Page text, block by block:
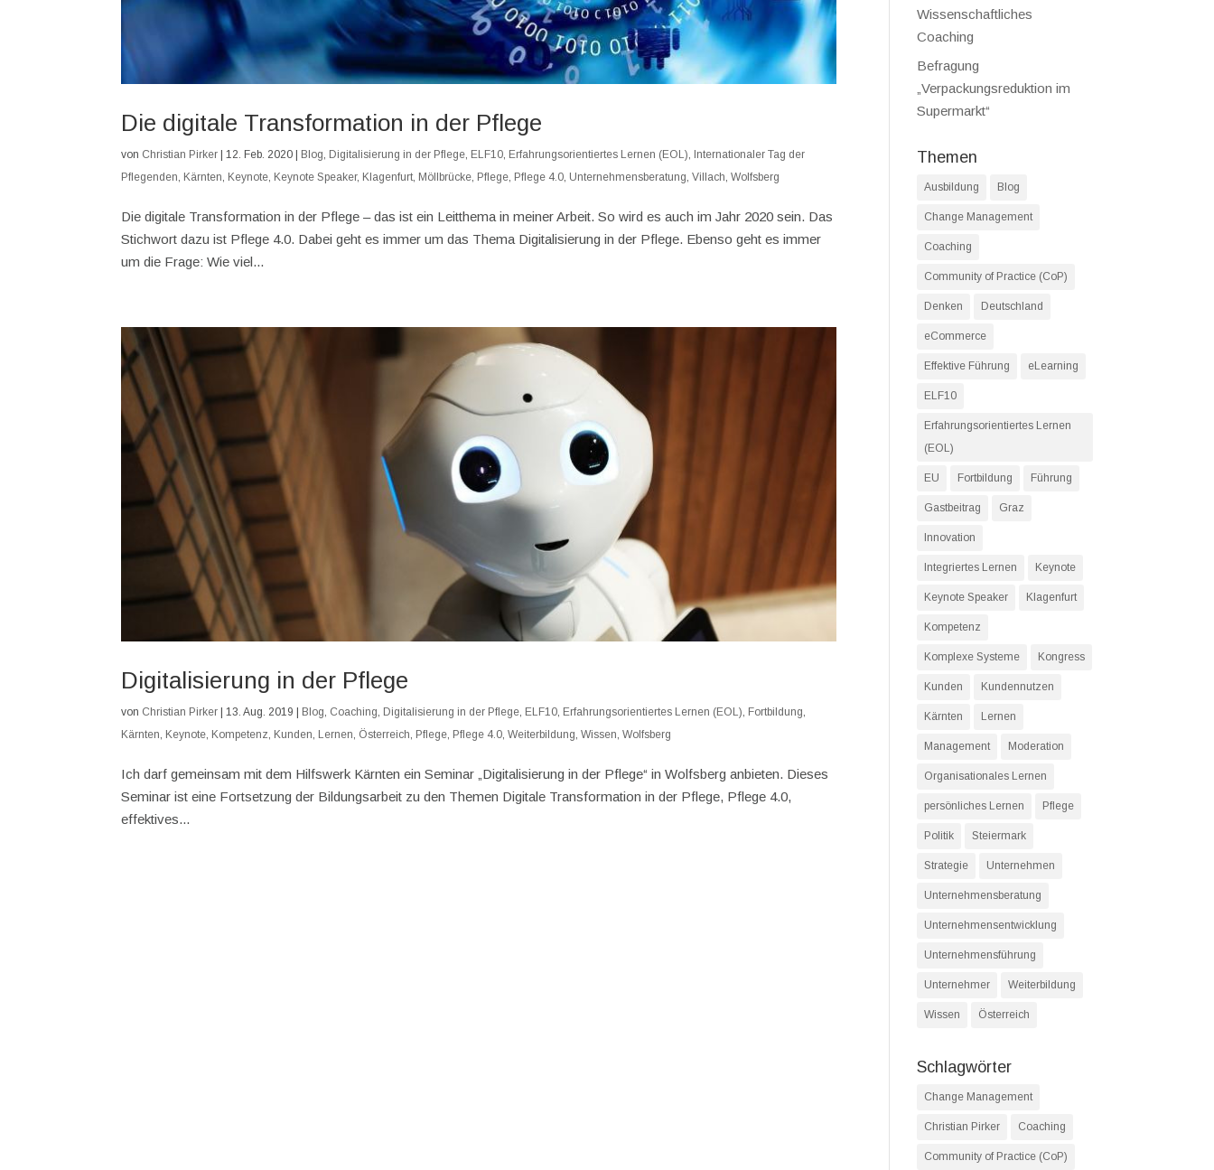
Die digitale Transformation in der Pflege
von Christian Pirker | 12. Feb. 2020 | Blog Digitalisierung in der Pflege ELF10 Erfahrungsorientiertes Lernen (EOL) Internationaler Tag der
Pflegenden Kärnten Keynote Keynote Speaker, Klagenfurt Möllbrücke Pflege Pflege 4.0 Unternehmensberatung ,Villach ,Wolfsberg
Die digitale Transformation in der Pflege – das ist ein Leitthema in meiner Arbeit. So wird es auch im Jahr 2020 sein. Das
Stichwort dazu ist Pflege 4.0. Dabei geht es immer um das Thema Digitalisierung in der Pflege. Ebenso geht es immer
um die Frage: Wie viel...
Digitalisierung in der Pflege
von Christian Pirker |13. Aug. 2019 Blog, Coaching, Digitalisierung in der Pflege, ELF10, Erfahrungsorientiertes Lernen (EOL), Fortbildung,
Kärnten, Keynote, Kompetenz, Kunden, Lernen, Österreich, Pflege, Pflege 4.0,Weiterbildung,Wissen,Wolfsberg
Ich darf gemeinsam mit dem Hilfswerk Kärnten ein Seminar „Digitalisierung in der Pflege“ in Wolfsberg anbieten. Dieses
Seminar ist eine Fortsetzung der Bildungsarbeit zu den Themen Digitale Transformation in der Pflege, Pflege 4.0,
effektives...
Wissenschaftliches
Coaching
Befragung
„Verpackungsreduktion im
Supermarkt“
Themen
Ausbildung Blog
Change Management
Coaching
Community of Practice (CoP)
Denken Deutschland
eCommerce
Effektive Führung eLearning
ELF10
Erfahrungsorientiertes Lernen
(EOL)
EU Fortbildung Führung
Gastbeitrag Graz
Innovation
Integriertes Lernen Keynote
Keynote Speaker Klagenfurt
Kompetenz
Komplexe Systeme Kongress
Kunden Kundennutzen
Kärnten Lernen
Management Moderation
Organisationales Lernen
persönliches Lernen Pflege
Politik Steiermark
Strategie Unternehmen
Unternehmensberatung
Unternehmensentwicklung
Unternehmensführung
Unternehmer Weiterbildung
Wissen Österreich
Schlagwörter
Change Management
Christian Pirker Coaching
Community of Practice (CoP)